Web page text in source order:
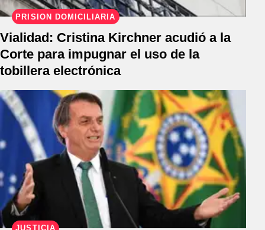
PRISIÓN DOMICILIARIA
Vialidad: Cristina Kirchner acudió a la
Corte para impugnar el uso de la
tobillera electrónica
JUSTICIA